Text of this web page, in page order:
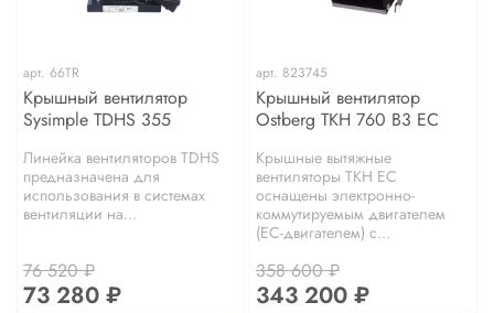
арт. 66TR
Крышный вентилятор
Sysimple TDHS 355
Линейка вентиляторов TDHS
предназначена для
использования в системах
вентиляции на...
76 520 ₽
73 280 ₽
арт. 823745
Крышный вентилятор
Ostberg TKH 760 B3 EC
Крышные вытяжные
вентиляторы TKH EC
оснащены электронно-
коммутируемым двигателем
(EC-двигателем) с...
358 600 ₽
343 200 ₽